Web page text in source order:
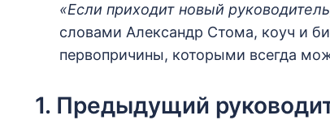
«Если приходит новый
словами Алекcандр Стома, коуч и
первопричины, которыми всегда
1. Предыдущий